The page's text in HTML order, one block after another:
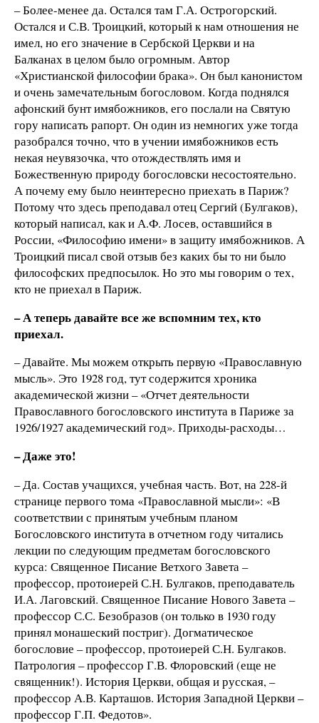
– Более-менее да. Остался там Г.А. Острогорский.
Остался и С.В. Троицкий, который к нам отношения не
имел, но его значение в Сербской Церкви и на
Балканах в целом было огромным. Автор
«Христианской философии брака». Он был канонистом
и очень замечательным богословом. Когда поднялся
афонский бунт имябожников, его послали на Святую
гору написать рапорт. Он один из немногих уже тогда
разобрался точно, что в учении имябожников есть
некая неувязочка, что отождествлять имя и
Божественную природу богословски несостоятельно.
А почему ему было неинтересно приехать в Париж?
Потому что здесь преподавал отец Сергий (Булгаков),
который написал, как и А.Ф. Лосев, оставшийся в
России, «Философию имени» в защиту имябожников. А
Троицкий писал свой отзыв без каких бы то ни было
философских предпосылок. Но это мы говорим о тех,
кто не приехал в Париж.
– А теперь давайте все же вспомним тех, кто
приехал.
– Давайте. Мы можем открыть первую «Православную
мысль». Это 1928 год, тут содержится хроника
академической жизни – «Отчет деятельности
Православного богословского института в Париже за
1926/1927 академический год». Приходы-расходы…
– Даже это!
– Да. Состав учащихся, учебная часть. Вот, на 228-й
странице первого тома «Православной мысли»: «В
соответствии с принятым учебным планом
Богословского института в отчетном году читались
лекции по следующим предметам богословского
курса: Священное Писание Ветхого Завета –
профессор, протоиерей С.Н. Булгаков, преподаватель
И.А. Лаговский. Священное Писание Нового Завета –
профессор С.С. Безобразов (он только в 1930 году
принял монашеский постриг). Догматическое
богословие – профессор, протоиерей С.Н. Булгаков.
Патрология – профессор Г.В. Флоровский (еще не
священник!). История Церкви, общая и русская, –
профессор А.В. Карташов. История Западной Церкви –
профессор Г.П. Федотов».